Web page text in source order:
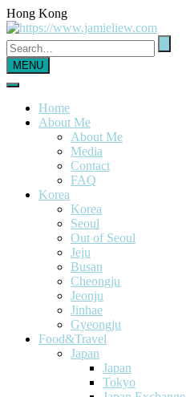
Hong Kong
MENU
Home
About Me
About Me
Media
Contact
FAQ
Korea
Korea
Seoul
Out of Seoul
Jeju
Busan
Cheongju
Jeonju
Jinhae
Gyeongju
Food&Travel
Japan
Japan
Tokyo